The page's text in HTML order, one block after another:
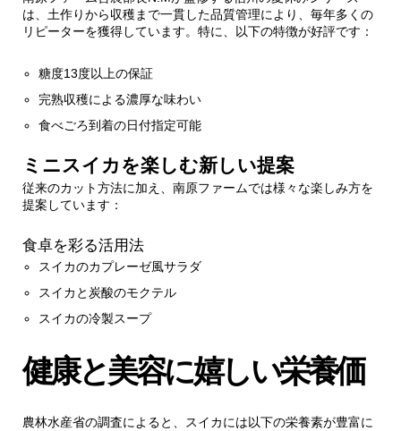
は、土作りから収穫まで一貫した品質管理により、毎年多くの
リピーターを獲得しています。特に、以下の特徴が好評です：
糖度13度以上の保証
完熟収穫による濃厚な味わい
食べごろ到着の日付指定可能
ミニスイカを楽しむ新しい提案
従来のカット方法に加え、南原ファームでは様々な楽しみ方を
提案しています：
食卓を彩る活用法
スイカのカプレーゼ風サラダ
スイカと炭酸のモクテル
スイカの冷製スープ
健康と美容に嬉しい栄養価
農林水産省の調査によると、スイカには以下の栄養素が豊富に